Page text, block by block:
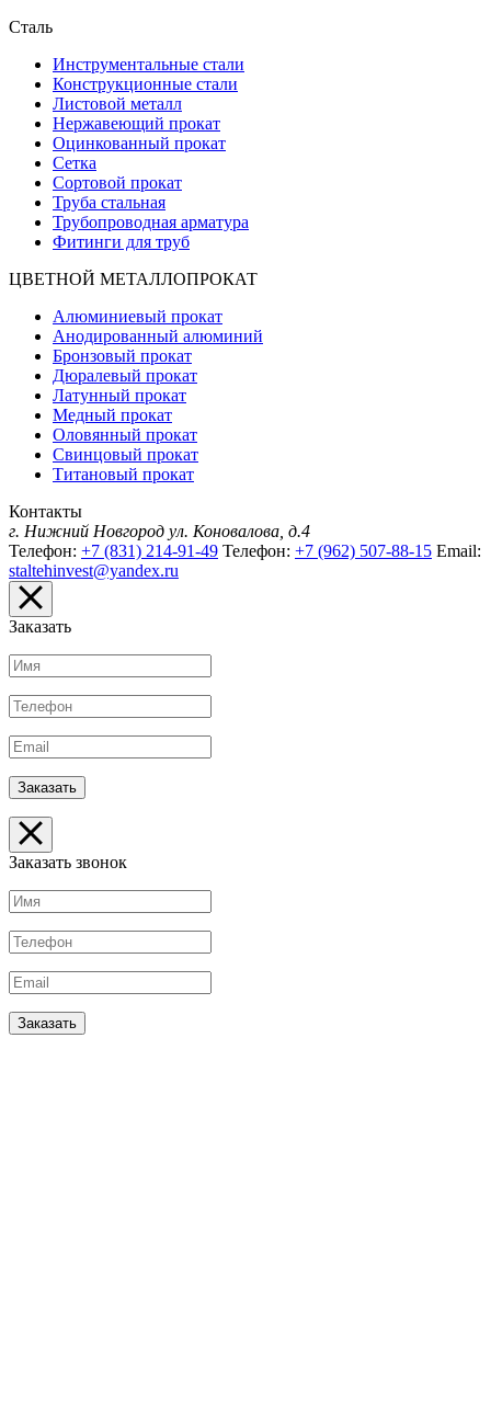
Сталь
Инструментальные стали
Конструкционные стали
Листовой металл
Нержавеющий прокат
Оцинкованный прокат
Сетка
Сортовой прокат
Труба стальная
Трубопроводная арматура
Фитинги для труб
ЦВЕТНОЙ МЕТАЛЛОПРОКАТ
Алюминиевый прокат
Анодированный алюминий
Бронзовый прокат
Дюралевый прокат
Латунный прокат
Медный прокат
Оловянный прокат
Свинцовый прокат
Титановый прокат
Контакты
г. Нижний Новгород ул. Коновалова, д.4
Телефон: +7 (831) 214-91-49 Телефон: +7 (962) 507-88-15 Email:
staltehinvest@yandex.ru
Заказать
Заказать звонок